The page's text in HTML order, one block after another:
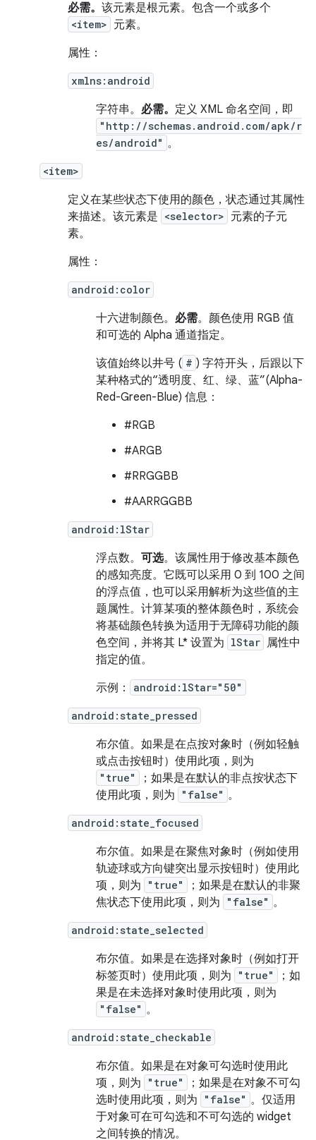
必需。 该元素是根元素。包含一个或多个
<item> 元素。
属性：
xmlns:android
字符串。 必需。 定义 XML 命名空间，即
"http://schemas.android.com/apk/r
es/android" 。
<item>
定义在某些状态下使用的颜色，状态通过其属性
来描述。该元素是 <selector> 元素的子元
素。
属性：
android:color
十六进制颜色。 必需。颜色使用 RGB 值
和可选的 Alpha 通道指定。
该值始终以井号 ( # ) 字符开头，后跟以下
某种格式的“透明度、红、绿、蓝”(Alpha-
Red-Green-Blue) 信息：
#RGB
#ARGB
#RRGGBB
#AARRGGBB
android:lStar
浮点数。 可选。该属性用于修改基本颜色
的感知亮度。它既可以采用 0 到 100 之间
的浮点值，也可以采用解析为这些值的主
题属性。计算某项的整体颜色时，系统会
将基础颜色转换为适用于无障碍功能的颜
色空间，并将其 L* 设置为 lStar 属性中
指定的值。
示例：
android:lStar="50"
android:state_pressed
布尔值。 如果是在点按对象时（例如轻触
或点击按钮时）使用此项，则为
"true"
；如果是在默认的非点按状态下
使用此项，则为
"false" 。
android:state_focused
布尔值。 如果是在聚焦对象时（例如使用
轨迹球或方向键突出显示按钮时）使用此
项，则为
"true"
；如果是在默认的非聚
焦状态下使用此项，则为
"false" 。
android:state_selected
布尔值。 如果是在选择对象时（例如打开
标签页时）使用此项，则为
"true"
；如
果是在未选择对象时使用此项，则为
"false" 。
android:state_checkable
布尔值。 如果是在对象可勾选时使用此
项，则为
"true"
；如果是在对象不可勾
选时使用此项，则为
"false" 。仅适用
于对象可在可勾选和不可勾选的 widget
之间转换的情况。